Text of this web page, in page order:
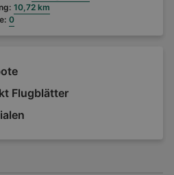
10,72 km
0
Flugblätter